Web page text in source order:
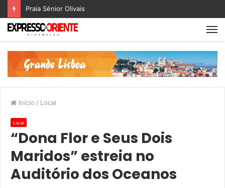
Praia Sénior Olivais
Início / Local
Local
“Dona Flor e Seus Dois
Maridos” estreia no
Auditório dos Oceanos